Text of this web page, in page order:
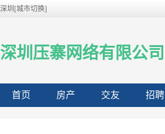
深圳[城市切换]
深圳压寨网络有限公司
首页 房产 交友 招聘